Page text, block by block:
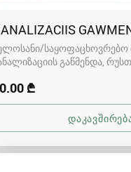
საყოფაცხოვრებო
გაწმენდა
₾